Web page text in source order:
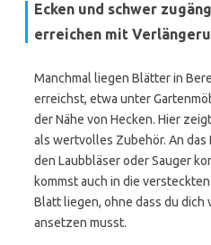
Ecken und schwer
erreichen mit
Manchmal liegen Blätter in
erreichst, etwa unter
der Nähe von Hecken. Hier
als wertvolles Zubehör. An das
den Laubbläser oder Sauger
kommst auch in die
Blatt liegen, ohne dass du dich
ansetzen musst.